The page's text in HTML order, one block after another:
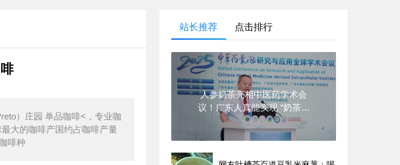
）庄园 单品咖啡<，专业咖
大的咖啡产国约占咖啡产量
啡种
站长推荐 点击排行
人参奶茶亮相中医药学术会
议！广东人真能实现 “奶茶自
由” 了！